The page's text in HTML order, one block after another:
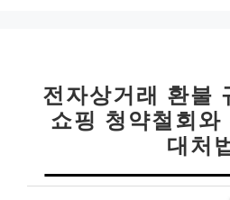
전자상거래 환불
쇼핑 청약철회와
대처법